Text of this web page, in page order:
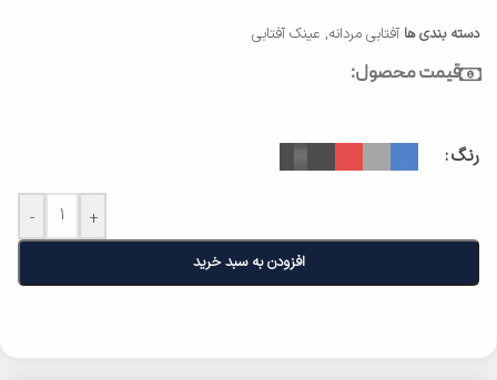
دسته بندی ها آفتابی مردانه, عینک آفتابی
قیمت محصول:
رنگ
- +
افزودن به سبد خرید